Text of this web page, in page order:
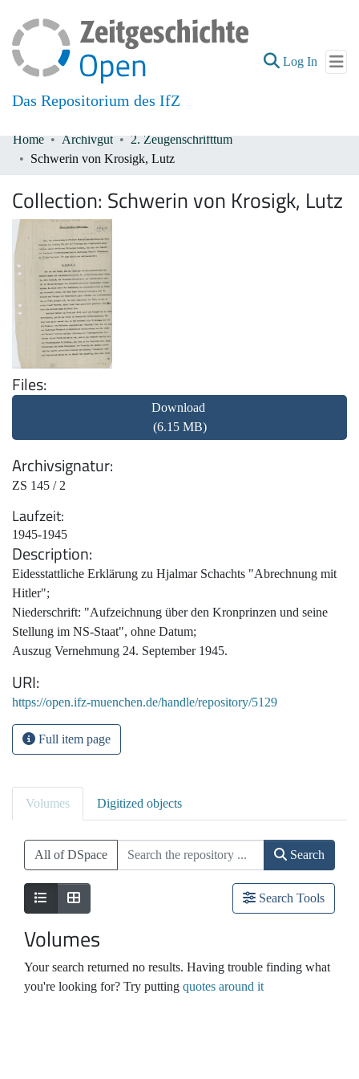
Das Repositorium des IfZ
Log In (current)
Communities & Collections
Home Archivgut
2. Zeugenschrifttum
Schwerin von Krosigk, Lutz
Collection: Schwerin von Krosigk, Lutz
Files
Download
(6.15 MB)
Archivsignatur
ZS 145 / 2
Laufzeit
1945-1945
Description
Eidesstattliche Erklärung zu Hjalmar Schachts "Abrechnung mit
Hitler";
Niederschrift: "Aufzeichnung über den Kronprinzen und seine
Stellung im NS-Staat", ohne Datum;
Auszug Vernehmung 24. September 1945.
URI
https://open.ifz-muenchen.de/handle/repository/5129
Full item page
Volumes Digitized objects
All of DSpace Search
Search Tools
Volumes
Your search returned no results. Having trouble finding what
you're looking for? Try putting quotes around it